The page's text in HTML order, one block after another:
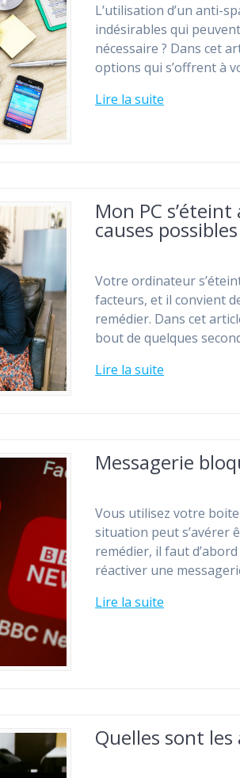
L’utilisation d’un anti-
indésirables qui
nécessaire ? Dans cet
options qui s’offrent à
Lire la suite
Mon PC
causes possibles
Votre ordinateur
facteurs, et il convient
remédier. Dans cet
bout de quelques
Lire la suite
Messagerie
Vous utilisez votre
situation peut s’avérer
remédier, il faut
réactiver une
Lire la suite
Quelles sont